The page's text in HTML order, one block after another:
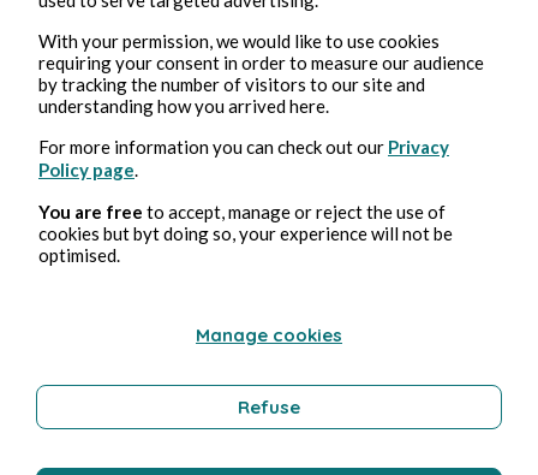
Humor
Bernard Ducosson
Gardien
With your permission, we would like to use cookies
requiring your consent in order to measure our audience
by tracking the number of visitors to our site and
understanding how you arrived here.
For more information you can check out our Privacy
Policy page
You are free to accept, manage or reject the use of
cookies but byt doing so, your experience will not be
optimised.
Manage cookies
Refuse